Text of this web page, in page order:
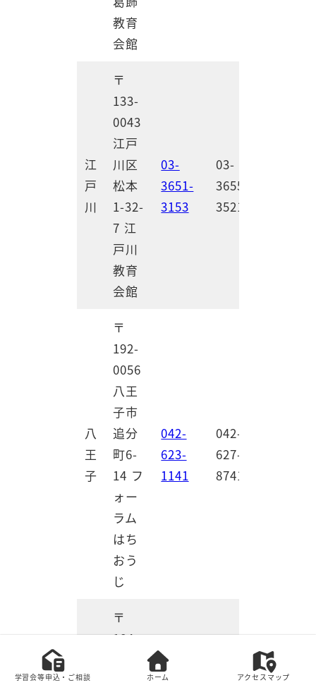
教育
会館
江
戸
川
〒
133-
0043
江戸
川区
松本
1-32-
7 江
戸川
教育
会館
03-
3651-
3153
03-
3655-
3521
八
王
子
〒
192-
0056
八王
子市
追分
町6-
14 フ
ォー
ラム
はち
おう
じ
042-
623-
1141
042-
627-
8741
多
〒
184-
042-
042-
学習会等申込・ご相談 ホーム アクセスマップ